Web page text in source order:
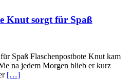
Knut sorgt für Spaß
Spaß Flaschenpostbote Knut kam
na jedem Morgen blieb er kurz
[…]